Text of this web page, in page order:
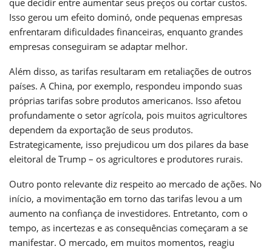
que decidir entre aumentar seus preços ou cortar custos.
Isso gerou um efeito dominó, onde pequenas empresas
enfrentaram dificuldades financeiras, enquanto grandes
empresas conseguiram se adaptar melhor.
Além disso, as tarifas resultaram em retaliações de outros
países. A China, por exemplo, respondeu impondo suas
próprias tarifas sobre produtos americanos. Isso afetou
profundamente o setor agrícola, pois muitos agricultores
dependem da exportação de seus produtos.
Estrategicamente, isso prejudicou um dos pilares da base
eleitoral de Trump – os agricultores e produtores rurais.
Outro ponto relevante diz respeito ao mercado de ações. No
início, a movimentação em torno das tarifas levou a um
aumento na confiança de investidores. Entretanto, com o
tempo, as incertezas e as consequências começaram a se
manifestar. O mercado, em muitos momentos, reagiu